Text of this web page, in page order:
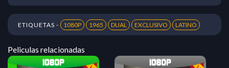
ETIQUETAS - 1080P 1965 DUAL EXCLUSIVO LATINO
Peliculas relacionadas